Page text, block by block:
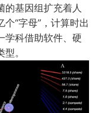
的基因组扩充着人
“字母”，计算时出
学科借助软件、硬
。